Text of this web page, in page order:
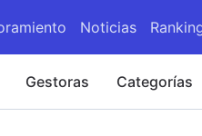
Noticias
Gestoras Categorías